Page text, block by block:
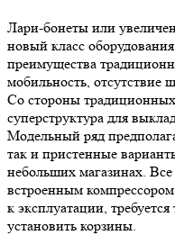
Лари-бонеты или
новый класс
преимущества
мобильность, отсутствие
Со стороны традиционных
суперструктура для
Модельный ряд
так и пристенные
небольших магазинах.
встроенным
к эксплуатации,
установить корзины.